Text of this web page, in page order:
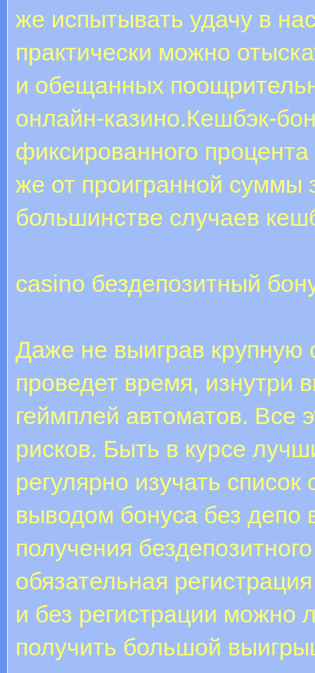
же испытывать удачу в
практически можно
и обещанных
онлайн-казино.Кешбэк-
фиксированного
же от проигранной суммы
большинстве случаев
casino бездепозитный
Даже не выиграв крупную
проведет время, изнутри
геймплей автоматов. Все
рисков. Быть в курсе
регулярно изучать
выводом бонуса без депо
получения
обязательная
и без регистрации
получить большой